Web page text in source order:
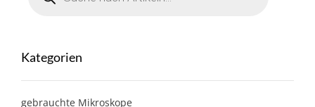
Kategorien
gebrauchte Mikroskope